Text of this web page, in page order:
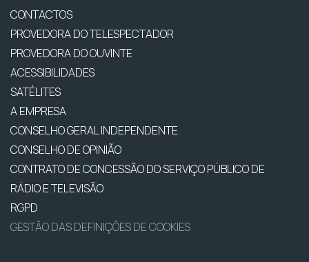
CONTACTOS
PROVEDORA DO TELESPECTADOR
PROVEDORA DO OUVINTE
ACESSIBILIDADES
SATÉLITES
A EMPRESA
CONSELHO GERAL INDEPENDENTE
CONSELHO DE OPINIÃO
CONTRATO DE CONCESSÃO DO SERVIÇO PÚBLICO DE
RÁDIO E TELEVISÃO
RGPD
GESTÃO DAS DEFINIÇÕES DE COOKIES